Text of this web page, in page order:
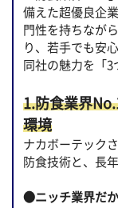
備えた超優良企
門性を持ちなが
り、若手でも安
同社の魅力を「3
1.防食業界
環境
ナカボーテック
防食技術と、長
●ニッチ業界だ